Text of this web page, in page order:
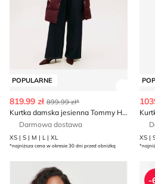
POPULARNE
819.99 zł 899.99 zł*
Kurtka damska jesienna Tommy Hilfiger
Darmowa dostawa
XS | S | M | L | XL
*najniższa cena w okresie 30 dni przed obniżką
XS |
Tommy Hilfiger - Kurtka
-